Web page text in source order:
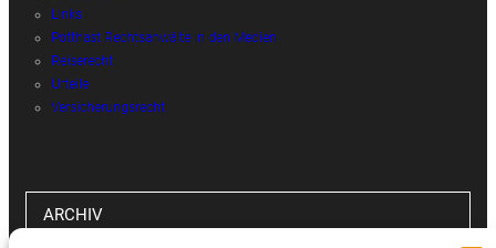
Links
Potthast Rechtsanwälte in den Medien
Reiserecht
Urteile
Versicherungsrecht
ARCHIV